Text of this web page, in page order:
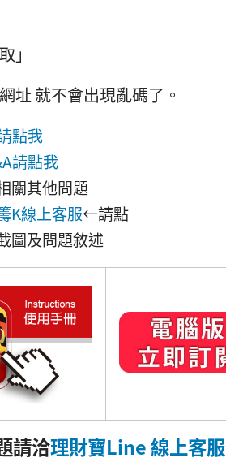
」
址 就不會出現亂碼了。
點我
請點我
關其他問題
K線上客服←請點
圖及問題敘述
請洽理財寶Line 線上客服